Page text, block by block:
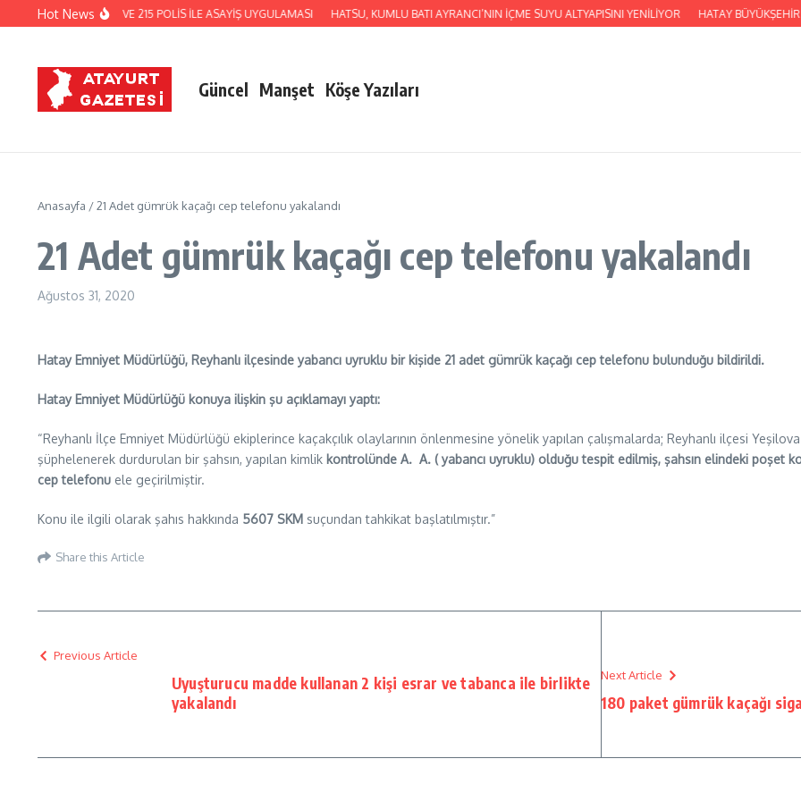
İçeriğe atlaHot News
REYHANLI’DA 40 EKİP VE 215 POLİS İLE ASAYİŞ UYGULAMASI HATSU, KUMLU BATI AYRANCI’NIN İÇME SUYU ALTYAPISINI YENİLİYOR HATAY
Güncel Manşet Köşe Yazıları
Anasayfa /21 Adet gümrük kaçağı cep telefonu yakalandı
21 Adet gümrük kaçağı cep telefonu yakalandı
Ağustos 31, 2020
Hatay Emniyet Müdürlüğü, Reyhanlı ilçesinde yabancı uyruklu bir kişide 21 adet gümrük kaçağı cep telefonu bulunduğu bildirildi.
Hatay Emniyet Müdürlüğü konuya ilişkin şu açıklamayı yaptı:
“Reyhanlı İlçe Emniyet Müdürlüğü ekiplerince kaçakçılık olaylarının önlenmesine yönelik yapılan çalışmalarda; Reyhanlı ilçesi
şüphelenerek durdurulan bir şahsın, yapılan kimlik kontrolünde A. A. ( yabancı uyruklu) olduğu tespit edilmiş, şahsın elindeki poşet
cep telefonu ele geçirilmiştir.
Konu ile ilgili olarak şahıs hakkında 5607 SKM suçundan tahkikat başlatılmıştır.”
Share this Article
Previous Article
Uyuşturucu madde kullanan 2 kişi esrar ve tabanca ile birlikte
yakalandı
Next Article
180 paket gümrük kaçağı